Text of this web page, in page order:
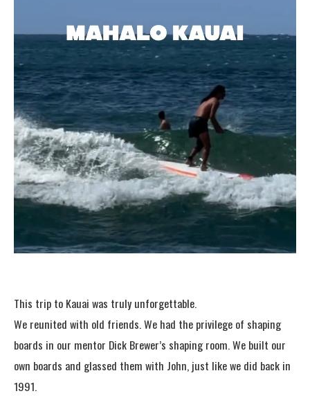
This trip to Kauai was truly unforgettable.
We reunited with old friends. We had the privilege of shaping
boards in our mentor Dick Brewer’s shaping room. We built our
own boards and glassed them with John, just like we did back in
1991.